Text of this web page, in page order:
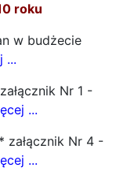
roku
w budżecie
...
Nr 1 -
...
Nr 4 -
...